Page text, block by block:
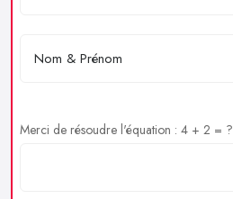
Merci de résoudre l'équation : 4 + 2 = ?